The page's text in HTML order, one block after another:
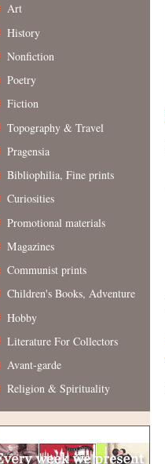
Art
History
Nonfiction
Poetry
Fiction
Topography & Travel
Pragensia
Bibliophilia, Fine prints
Curiosities
Promotional materials
Magazines
Communist prints
Children's Books, Adventure
Hobby
Literature For Collectors
Avant-garde
Religion & Spirituality